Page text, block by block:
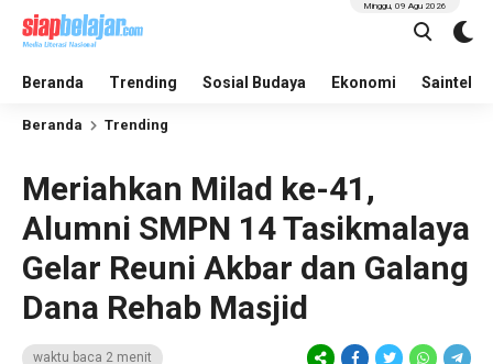
Beranda Trending Sosial Budaya Ekonomi Saintek
Minggu, 09 Agu 2026
Beranda Trending
Meriahkan Milad ke-41,
Alumni SMPN 14 Tasikmalaya
Gelar Reuni Akbar dan Galang
Dana Rehab Masjid
waktu baca 2 menit